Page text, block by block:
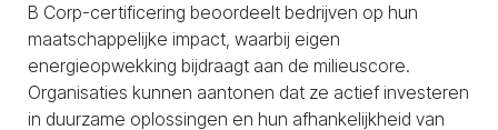
B Corp-certificering beoordeelt bedrijven op hun
maatschappelijke impact, waarbij eigen
energieopwekking bijdraagt aan de milieuscore.
Organisaties kunnen aantonen dat ze actief investeren
in duurzame oplossingen en hun afhankelijkheid van